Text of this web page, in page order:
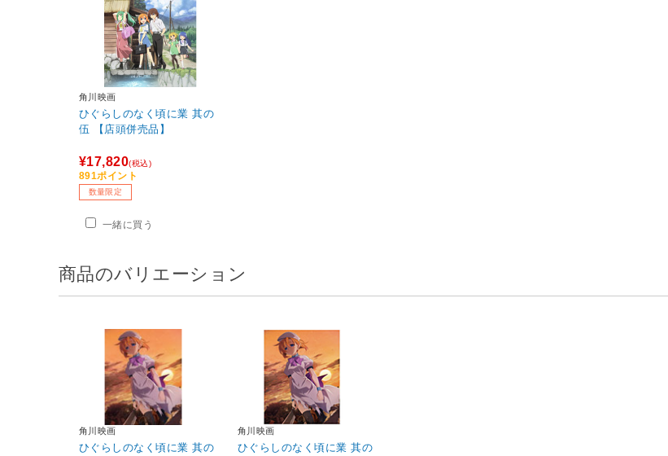
角川映画
ひぐらしのなく頃に業 其の
伍 【店頭併売品】
¥17,820(税込)
891ポイント
数量限定
一緒に買う
商品のバリエーション
角川映画
ひぐらしのなく頃に業 其の
角川映画
ひぐらしのなく頃に業 其の